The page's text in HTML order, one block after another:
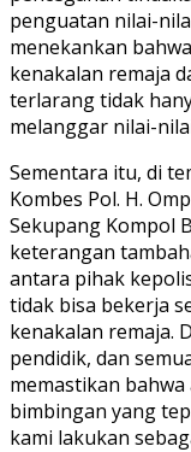
penguatan nilai-
menekankan
kenakalan remaja
terlarang tidak
melanggar nilai-
Sementara itu, di
Kombes Pol. H.
Sekupang Kompol
keterangan
antara pihak
tidak bisa bekerja
kenakalan remaja.
pendidik, dan
memastikan
bimbingan yang
kami lakukan